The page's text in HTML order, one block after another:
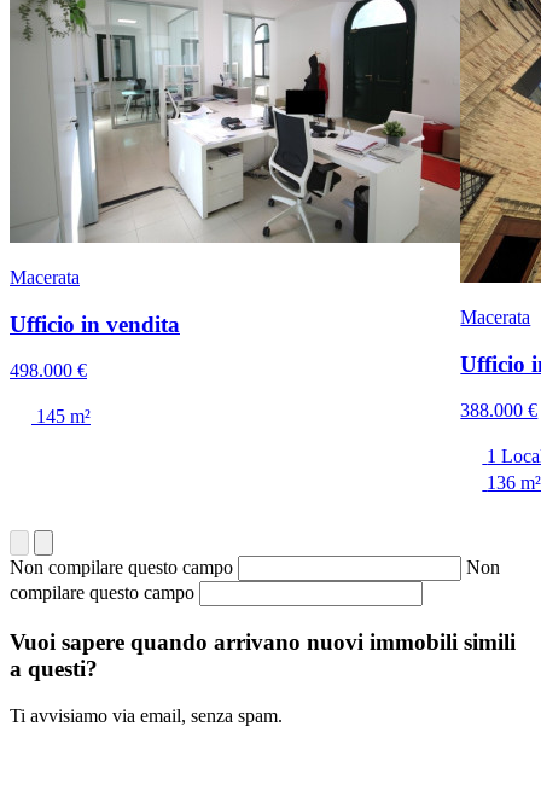
Macerata
Ufficio in vendita
498.000 €
145 m²
Macerata
Ufficio
388.000 €
1
136 m²
Non compilare questo campo
Non
compilare questo campo
Vuoi sapere quando arrivano nuovi immobili simili
a questi?
Ti avvisiamo via email, senza spam.